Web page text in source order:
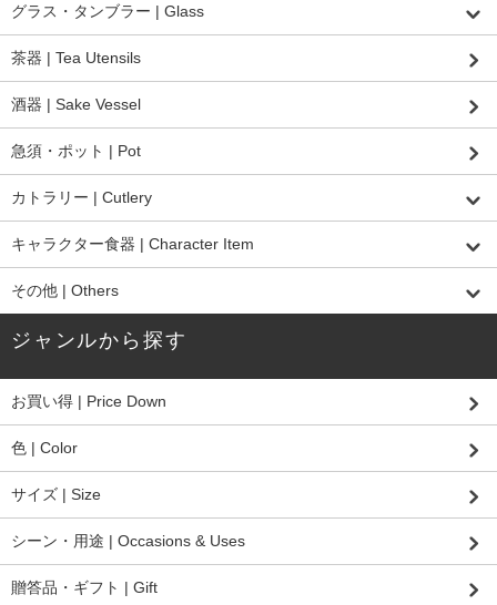
グラス・タンブラー | Glass
茶器 | Tea Utensils
酒器 | Sake Vessel
急須・ポット | Pot
カトラリー | Cutlery
キャラクター食器 | Character Item
その他 | Others
ジャンルから探す
お買い得 | Price Down
色 | Color
サイズ | Size
シーン・用途 | Occasions & Uses
贈答品・ギフト | Gift